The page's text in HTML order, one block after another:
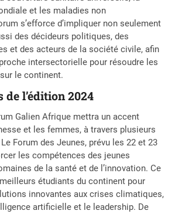
et les maladies non
s’efforce d’impliquer non seulement
des décideurs politiques, des
et des acteurs de la société civile, afin
intersectorielle pour résoudre les
le continent.
l’édition 2024
Galien Afrique mettra un accent
et les femmes, à travers plusieurs
Forum des Jeunes, prévu les 22 et 23
les compétences des jeunes
de la santé et de l’innovation. Ce
étudiants du continent pour
innovantes aux crises climatiques,
artificielle et le leadership. De